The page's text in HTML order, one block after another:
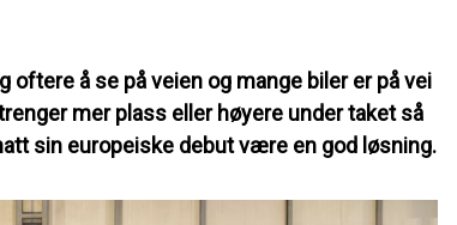
å se på veien og mange biler er på vei
mer plass eller høyere under taket så
sin europeiske debut være en god løsning.